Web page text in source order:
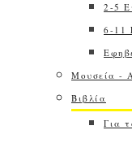
2-5
6-11
Μουσεία -
Βιβλία
Για